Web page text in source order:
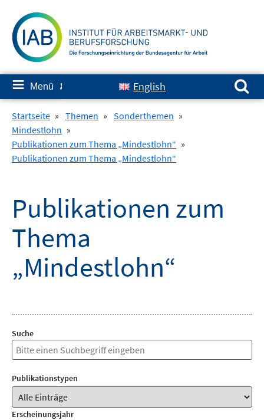
zum
Inhalt
≡ Menü ✘ English
Suchen nach:
Startseite » Themen » Sonderthemen »
Mindestlohn »
Publikationen zum Thema „Mindestlohn“ »
Publikationen zum Thema „Mindestlohn“
Publikationen zum
Thema
„Mindestlohn“
Suche
Publikationstypen
Erscheinungsjahr